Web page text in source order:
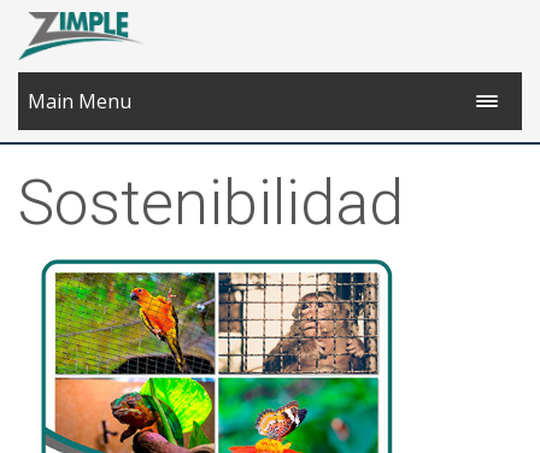
Main Menu
Sostenibilidad